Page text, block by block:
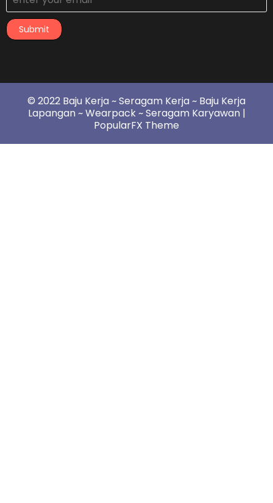
Submit
© 2022 Baju Kerja ~ Seragam Kerja ~ Baju Kerja
Lapangan ~ Wearpack ~ Seragam Karyawan |
PopularFX Theme